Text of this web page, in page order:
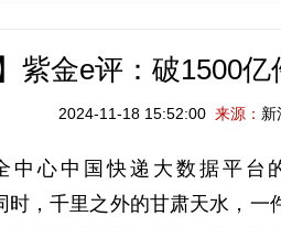
紫金e评：破1500
2024-11-18 15:52:00 来源： 新
中心中国快递大数据平
时，千里之外的甘肃天水，